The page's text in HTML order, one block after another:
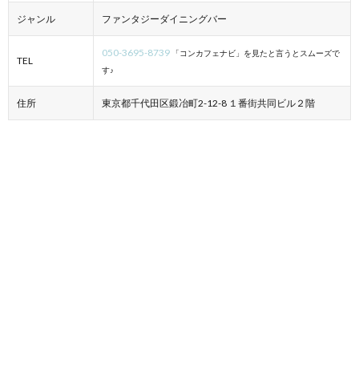
ジャンル ファンタジーダイニングバー
TEL
050-3695-8739
「コンカフェナビ」を見たと言うとスムーズで
す♪
住所 東京都千代田区鍛冶町2-12-8 １番街共同ビル２階